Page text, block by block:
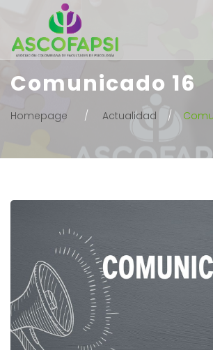
Comunicado 16
Homepage Actualidad